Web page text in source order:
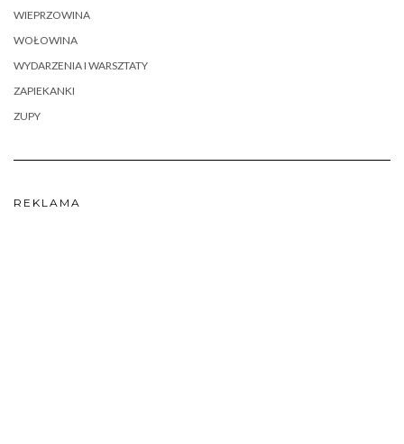
WIEPRZOWINA
WOŁOWINA
WYDARZENIA I WARSZTATY
ZAPIEKANKI
ZUPY
REKLAMA